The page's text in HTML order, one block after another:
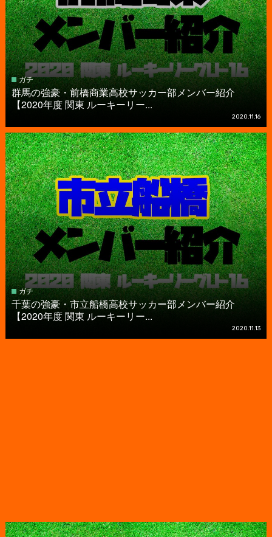
ガチ
群馬の強豪・前橋商業高校サッカー部メンバー紹介
【2020年度 関東 ルーキーリー...
2020.11.16
ガチ
千葉の強豪・市立船橋高校サッカー部メンバー紹介
【2020年度 関東 ルーキーリー...
2020.11.13